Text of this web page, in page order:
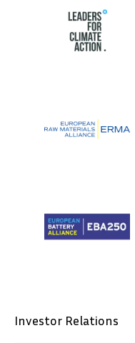
Investor Relations